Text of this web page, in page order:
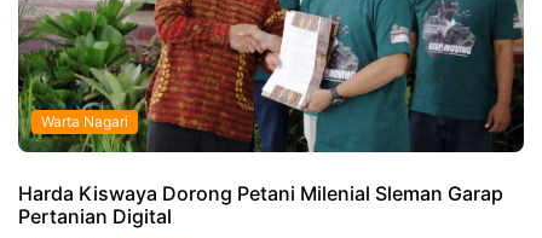
Warta Nagari
Harda Kiswaya Dorong Petani Milenial Sleman Garap
Pertanian Digital